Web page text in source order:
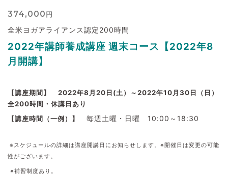
374,000 円
全米ヨガアライアンス認定200時間
2022年講師養成講座 週末コース【2022年8
月開講】
【講座期間】
2022年8月20日(土）～2022年10月30日（日）
全200時間・休講日あり
【講座時間（一例）】
毎週土曜・日曜 10:00～18:30
※スケジュールの詳細は講座開講日にお知らせします。 ※開催日は変更の可能
性がございます。
※補習制度あり。